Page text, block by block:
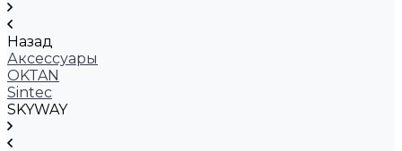
Назад
Аксессуары
OKTAN
Sintec
SKYWAY